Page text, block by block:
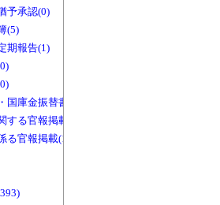
予承認(0)
(5)
期報告(1)
国庫金振替書(0)
する官報掲載(0)
る官報掲載(1)